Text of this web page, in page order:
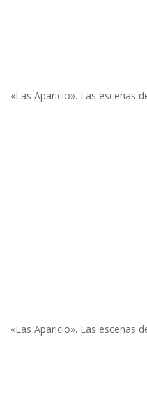
«Las Aparicio». Las escenas
«Las Aparicio». Las escenas